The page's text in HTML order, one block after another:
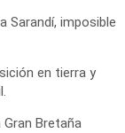
Sarandí, imposible
en tierra y
Bretaña